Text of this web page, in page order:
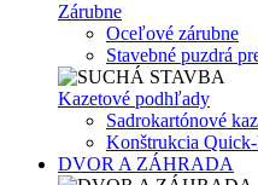
Zárubne
Oceľové zárubne
Stavebné puzdrá
Kazetové podhľady
Sadrokartónové
Konštrukcia
DVOR A ZÁHRADA